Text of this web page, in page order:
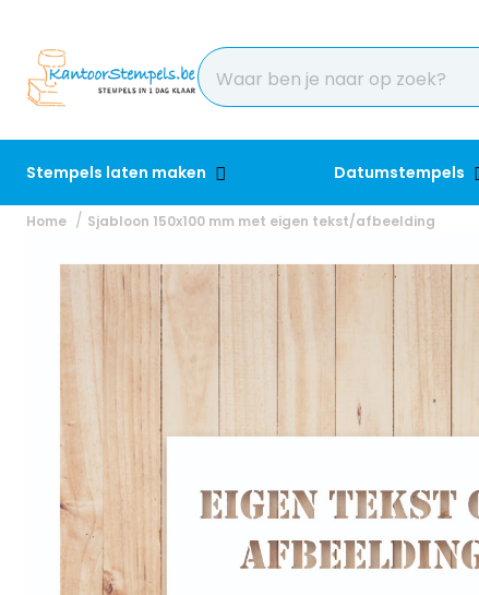
Stempels laten maken Datumstempels
Home Sjabloon 150x100 mm met eigen tekst/afbeelding